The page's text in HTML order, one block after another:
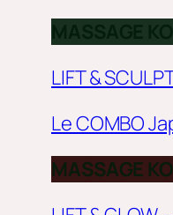
LIFT &
Le COMBO
MASSAGE